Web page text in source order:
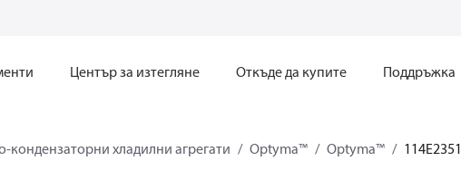
Център за изтегляне Откъде да купите Поддръжка
кондензаторни хладилни агрегати Optyma™ Optyma™ 114E2351